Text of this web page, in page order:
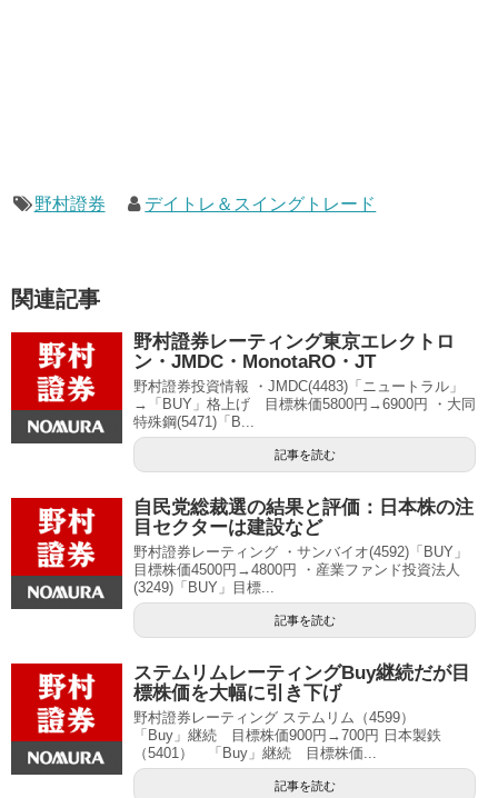
野村證券 デイトレ＆スイングトレード
関連記事
野村證券レーティング東京エレクトロ
ン・JMDC・MonotaRO・JT
野村證券投資情報 ・JMDC(4483)「ニュートラル」
→「BUY」格上げ 目標株価5800円→6900円 ・大同
特殊鋼(5471)「B...
記事を読む
自民党総裁選の結果と評価：日本株の注
目セクターは建設など
野村證券レーティング ・サンバイオ(4592)「BUY」
目標株価4500円→4800円 ・産業ファンド投資法人
(3249)「BUY」目標...
記事を読む
ステムリムレーティングBuy継続だが目
標株価を大幅に引き下げ
野村證券レーティング ステムリム（4599）
「Buy」継続 目標株価900円→700円 日本製鉄
（5401） 「Buy」継続 目標株価...
記事を読む